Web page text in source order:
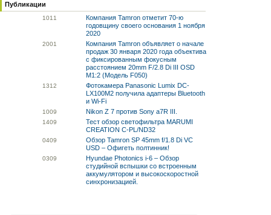
Публикации
1011
Компания Tamron отметит 70-ю
годовщину своего основания 1 ноября
2020
2001
Компания Tamron объявляет о начале
продаж 30 января 2020 года объектива
с фиксированным фокусным
расстоянием 20mm F/2.8 Di III OSD
M1:2 (Модель F050)
1312
Фотокамера Panasonic Lumix DC-
LX100M2 получила адаптеры Bluetooth
и Wi-Fi
1009 Nikon Z 7 против Sony a7R III.
1409
Тест обзор светофильтра MARUMI
CREATION C-PL/ND32
0409
Обзор Tamron SP 45mm f/1.8 Di VC
USD – Офигеть полтинник!
0309
Hyundae Photonics i-6 – Обзор
студийной вспышки со встроенным
аккумулятором и высокоскоростной
синхронизацией.